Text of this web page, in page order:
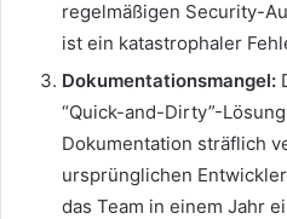
regelmäßigen Security-
ist ein katastrophaler
Dokumentationsmangel:
“Quick-and-Dirty”-
Dokumentation sträflich
ursprünglichen
das Team in einem Jahr